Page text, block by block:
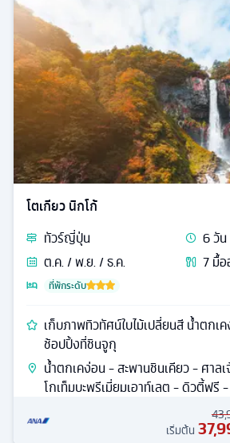
โตเกียว นิกโก้
ทัวร์ญี่ปุ่น 6วัน
ต.ค. / พ.ย. / ธ.ค.
7มื้อ
ที่พักระดับ
เก็บภาพทิวทัศน์ใบไม้เปลี่ยนสี น้ำตกเ
ช้อปปิ้งที่ชินจูกุ
น้ำตกเคง่อน - สะพานชินเคียว - ศาล
โกเท็มบะพรีเมี่ยมเอาท์เลต - ดิวตี้ฟรี
เริ่มต้น